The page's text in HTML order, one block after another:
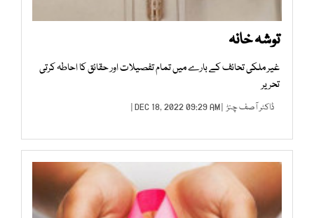
توشہ خانہ
غیر ملکی تحائف کے بارے میں تمام تفصیلات اور حقائق کا احاطہ کرتی
تحریر
ڈاکٹر آصف چنڑ | DEC 18, 2022 09:29 AM |